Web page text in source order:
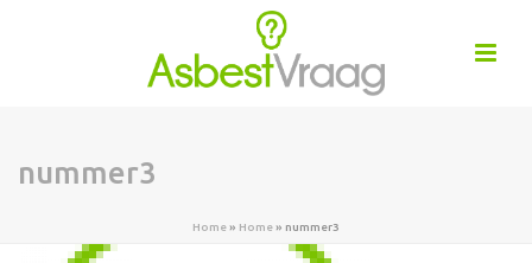
nummer3
Home» Home» nummer3